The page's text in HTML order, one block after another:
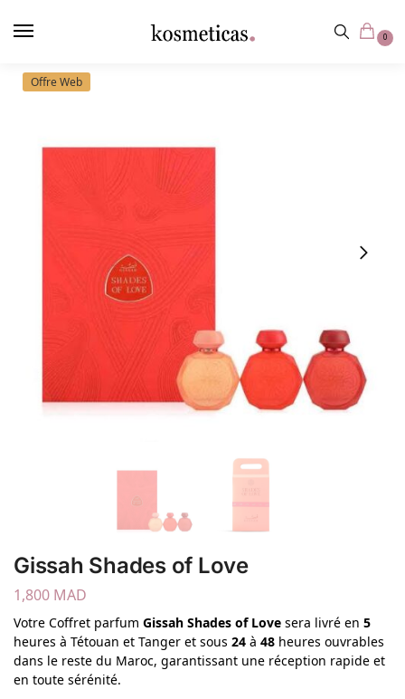
principal
0
Offre Web
Gissah Shades of Love
1,800 MAD
Votre Coffret parfum Gissah Shades of Love sera livré en 5
heures à Tétouan et Tanger et sous 24 à 48 heures ouvrables
dans le reste du Maroc, garantissant une réception rapide et
en toute sérénité.